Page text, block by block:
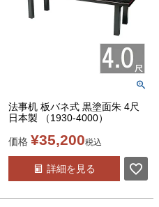
法事机 板バネ式 黒塗面朱 4尺
日本製 （1930-4000）
価格 ¥35,200税込
詳細を見る